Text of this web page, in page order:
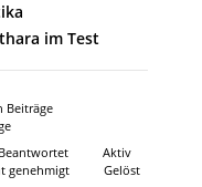
im Test
Beiträge
Beantwortet
Aktiv
genehmigt
Gelöst